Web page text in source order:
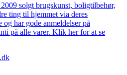
solgt brugskunst, boligtilbehør,
ting til hjemmet via deres
har gode anmeldelser på
på alle varer. Klik her for at se